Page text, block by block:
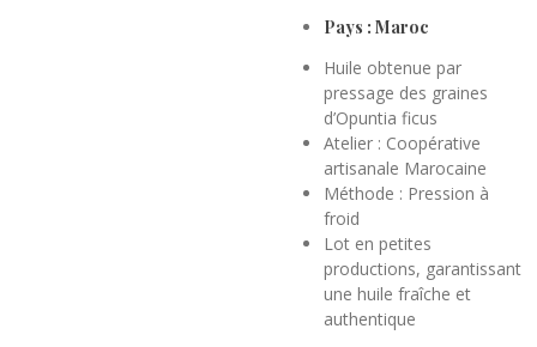
Pays : Maroc
Huile obtenue par
pressage des graines
d’Opuntia ficus
Atelier : Coopérative
artisanale Marocaine
Méthode : Pression à
froid
Lot en petites
productions, garantissant
une huile fraîche et
authentique